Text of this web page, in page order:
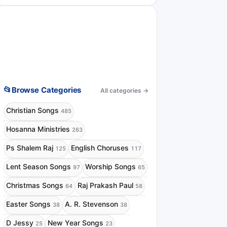
📂 Browse Categories All categories →
Christian Songs 485
Hosanna Ministries 263
Ps Shalem Raj 125 English Choruses 117
Lent Season Songs 97 Worship Songs 65
Christmas Songs 64 Raj Prakash Paul 58
Easter Songs 38 A. R. Stevenson 38
D Jessy 25 New Year Songs 23